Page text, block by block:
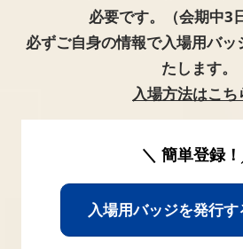
必要です。（会期中3
必ずご自身の情報で入場用バ
たします。
入場方法はこち
＼ 簡単登録
入場用バッジを発行